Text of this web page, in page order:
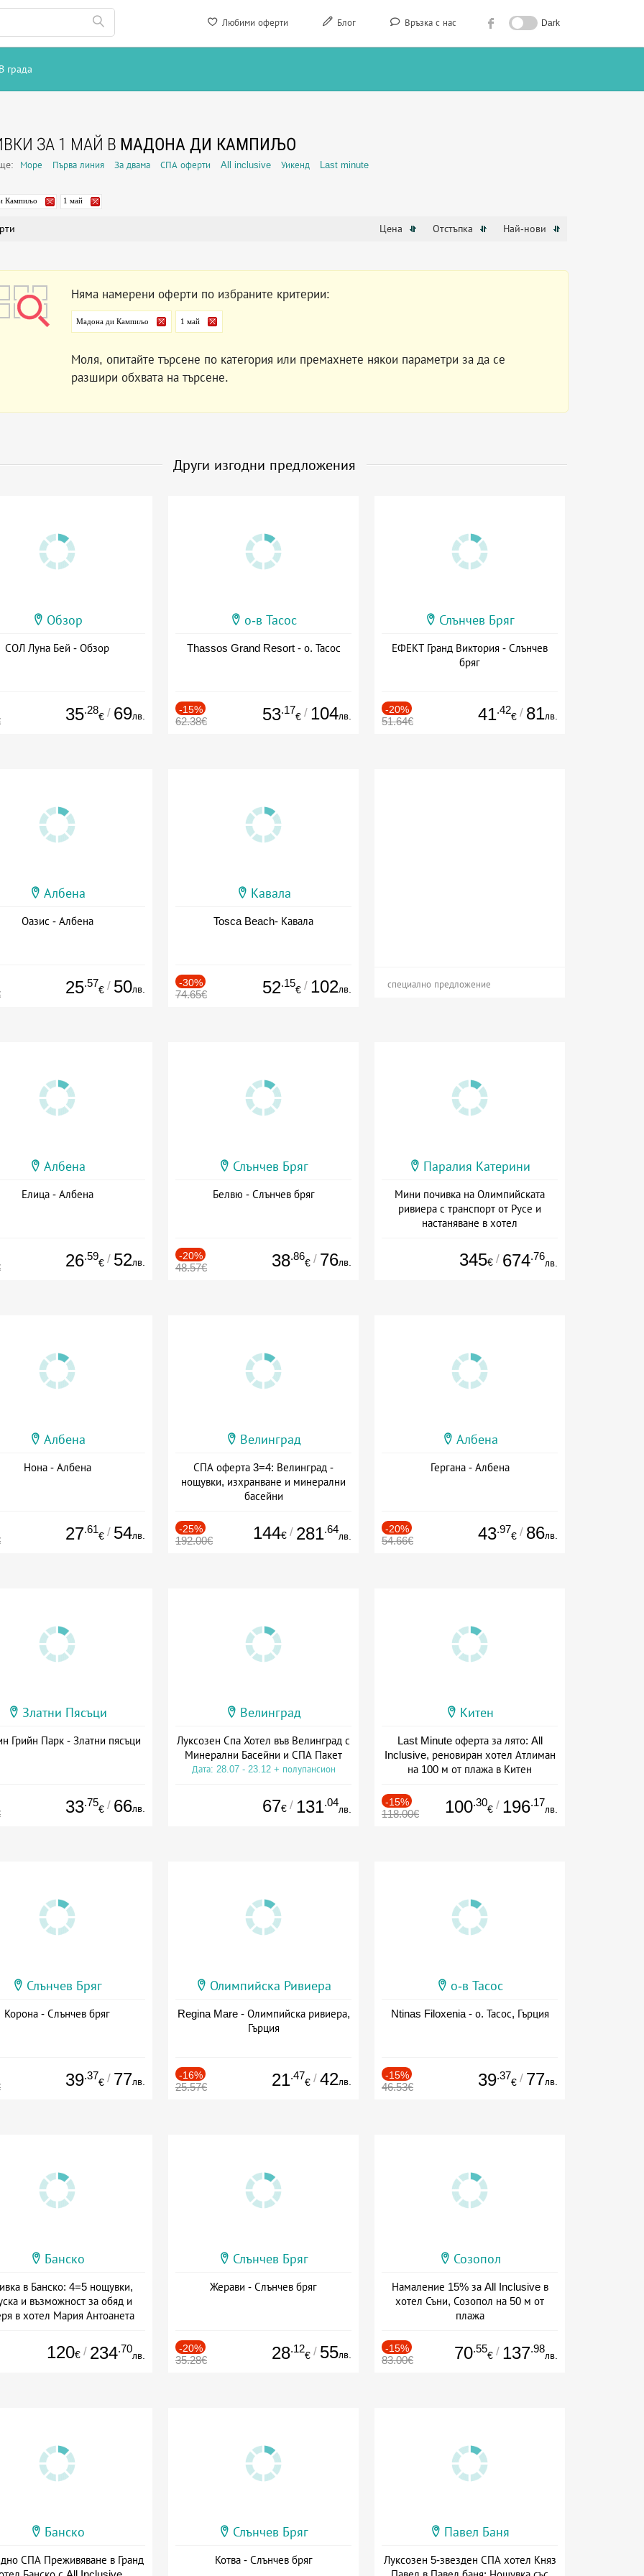
Любими оферти Блог Връзка с нас Dark
В града
ЗА 1 МАЙ В МАДОНА ДИ КАМПИЉО
Море Първа линия За двама СПА оферти All inclusive Уикенд Last minute
Кампиљо 1 май
Цена Отстъпка Най-нови
Няма намерени оферти по избраните критерии:
Мадона ди Кампиљо 1 май
Моля, опитайте търсене по категория или премахнете някои параметри за да се
разшири обхвата на търсене.
Други изгодни предложения
Обзор
СОЛ Луна Бей - Обзор
35.28
€ / 69лв.
о-в Тасос
Thassos Grand Resort - о. Тасос
-15%
62.38€ 53.17
€ / 104лв.
Слънчев Бряг
ЕФЕКТ Гранд Виктория - Слънчев
бряг
-20%
51.64€ 41.42
€ / 81лв.
Албена
Оазис - Албена
25.57
€ / 50лв.
Кавала
Tosca Beach- Кавала
-30%
74.65€ 52.15
€ / 102лв. специално предложение
Албена
Елица - Албена
26.59
€ / 52лв.
Слънчев Бряг
Белвю - Слънчев бряг
-20%
48.57€ 38.86
€ / 76лв.
Паралия Катерини
Мини почивка на Олимпийската
ривиера с транспорт от Русе и
настаняване в хотел
345€ / 674.76
лв.
Албена
Нона - Албена
27.61
€ / 54лв.
Велинград
СПА оферта 3=4: Велинград -
нощувки, изхранване и минерални
басейни
-25%
192.00€ 144€ / 281.64
лв.
Албена
Гергана - Албена
-20%
54.66€ 43.97
€ / 86лв.
Златни Пясъци
Грийн Парк - Златни пясъци
33.75
€ / 66лв.
Велинград
Луксозен Спа Хотел във Велинград с
Минерални Басейни и СПА Пакет
Дата: 28.07 - 23.12 + полупансион
67€ / 131.04
лв.
Китен
Last Minute оферта за лято: All
Inclusive, реновиран хотел Атлиман
на 100 м от плажа в Китен
-15%
118.00€ 100.30
€ / 196.17
лв.
Слънчев Бряг
Корона - Слънчев бряг
39.37
€ / 77лв.
Олимпийска Ривиера
Regina Mare - Олимпийска ривиера,
Гърция
-16%
25.57€ 21.47
€ / 42лв.
о-в Тасос
Ntinas Filoxenia - о. Тасос, Гърция
-15%
46.53€ 39.37
€ / 77лв.
Банско
в Банско: 4=5 нощувки,
и възможност за обяд и
в хотел Мария Антоанета
120€ / 234.70
лв.
Слънчев Бряг
Жерави - Слънчев бряг
-20%
35.28€ 28.12
€ / 55лв.
Созопол
Намаление 15% за All Inclusive в
хотел Съни, Созопол на 50 м от
плажа
-15%
83.00€ 70.55
€ / 137.98
лв.
Банско
СПА Преживяване в Гранд
Слънчев Бряг
Котва - Слънчев бряг
Павел Баня
Луксозен 5-звезден СПА хотел Княз